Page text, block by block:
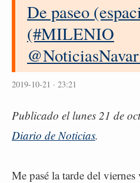
De paseo
(#MILENIO
2019-10-21 · 23:21
Publicado el lunes 21 de
Diario de Noticias.
Me pasé la tarde del